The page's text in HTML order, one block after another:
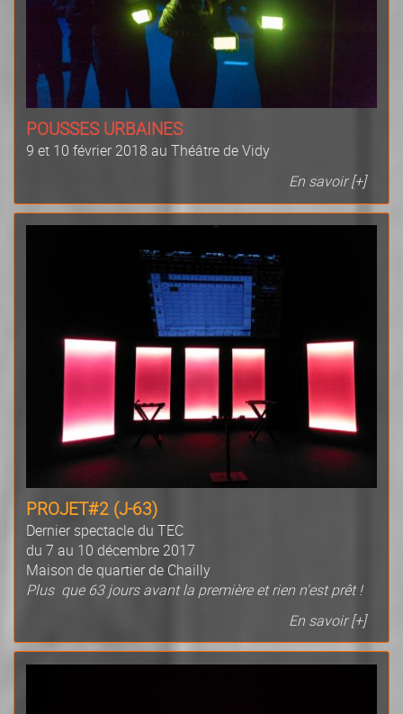
POUSSES URBAINES
9 et 10 février 2018 au Théâtre de Vidy
En savoir [+]
PROJET#2 (J-63)
Dernier spectacle du TEC
du 7 au 10 décembre 2017
Maison de quartier de Chailly
Plus que 63 jours avant la première et rien n'est prêt !
En savoir [+]